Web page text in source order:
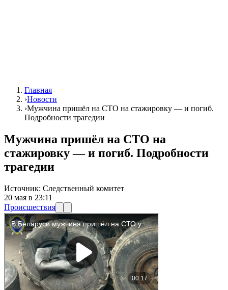
Главная
›Новости
›Мужчина пришёл на СТО на стажировку — и погиб.
Подробности трагедии
Мужчина пришёл на СТО на
стажировку — и погиб. Подробности
трагедии
Источник: Следственный комитет
20 мая в 23:11
Происшествия